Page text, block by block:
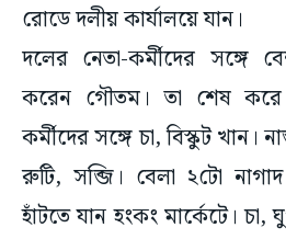
রোডে দলীয় কার্যালয়ে যান।
দলের নেতা-কর্মীদের সঙ্গে
করেন গৌতম। তা শেষ করে
কর্মীদের সঙ্গে চা, বিস্কুট খান।
রুটি, সব্জি। বেলা ২টো
হাঁটতে যান হংকং মার্কেটে। চা,